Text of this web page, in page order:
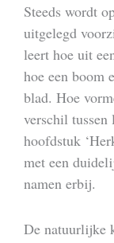
Steeds wordt
uitgelegd
leert hoe uit
hoe een boom
blad. Hoe
verschil
hoofdstuk
met een
namen erbij.
De natuurlijke